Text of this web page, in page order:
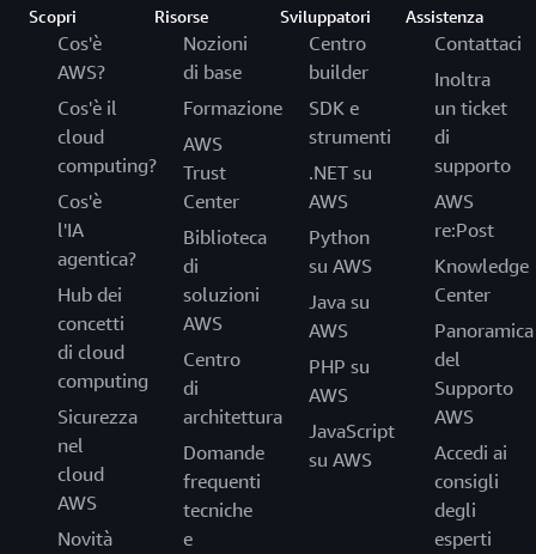
Scopri
Cos'è
AWS?
Cos'è il
cloud
computing?
Cos'è
l'IA
agentica?
Hub dei
concetti
di cloud
computing
Sicurezza
nel
cloud
AWS
Novità
Risorse
Nozioni
di base
Formazione
AWS
Trust
Center
Biblioteca
di
soluzioni
AWS
Centro
di
architettura
Domande
frequenti
tecniche
e
Sviluppatori
Centro
builder
SDK e
strumenti
.NET su
AWS
Python
su AWS
Java su
AWS
PHP su
AWS
JavaScript
su AWS
Assistenza
Contattaci
Inoltra
un ticket
di
supporto
AWS
re:Post
Knowledge
Center
Panoramica
del
Supporto
AWS
Accedi ai
consigli
degli
esperti